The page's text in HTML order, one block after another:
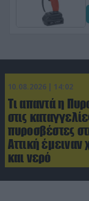
ΑΓΟΡΑΣΕ ΤΟ
10.08.2026 | 14:02
Τι απαντά η
στις
πυροσβέστες
Αττική
και νερό